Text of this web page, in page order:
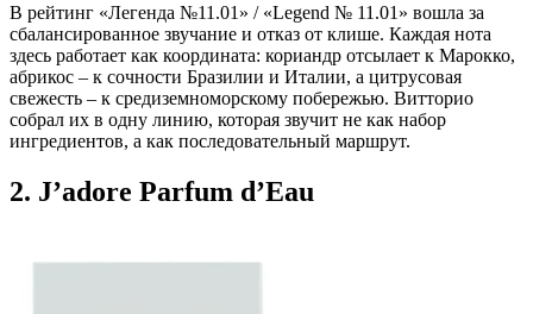
В рейтинг «Легенда №11.01» / «Legend № 11.01» вошла за
сбалансированное звучание и отказ от клише. Каждая нота
здесь работает как координата: кориандр отсылает к Марокко,
абрикос – к сочности Бразилии и Италии, а цитрусовая
свежесть – к средиземноморскому побережью. Витторио
собрал их в одну линию, которая звучит не как набор
ингредиентов, а как последовательный маршрут.
2. J’adore Parfum d’Eau